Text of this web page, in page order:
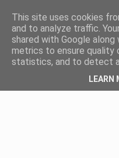
This site uses cookies
and to analyze traffic.
shared with Google
metrics to ensure quality
statistics, and to detect
LEARN